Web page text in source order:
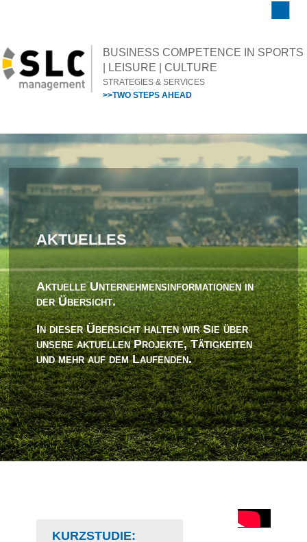
BUSINESS COMPETENCE IN SPORTS
| LEISURE | CULTURE
STRATEGIES & SERVICES
>>TWO STEPS AHEAD
AKTUELLES
Aktuelle Unternehmensinformationen in
der Übersicht.
In dieser Übersicht halten wir Sie über
unsere aktuellen Projekte, Tätigkeiten
und mehr auf dem Laufenden.
KURZSTUDIE: